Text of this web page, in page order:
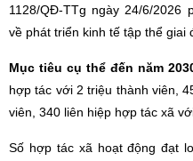
1128/QĐ-TTg ngày 24/6/2026
về phát triển kinh tế tập thể giai
Mục tiêu cụ thể đến năm
hợp tác với 2 triệu thành viên,
viên, 340 liên hiệp hợp tác xã
Số hợp tác xã hoạt động đạt